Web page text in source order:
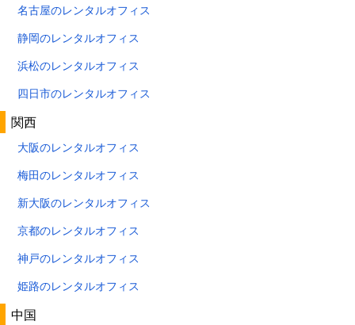
名古屋のレンタルオフィス
静岡のレンタルオフィス
浜松のレンタルオフィス
四日市のレンタルオフィス
関西
大阪のレンタルオフィス
梅田のレンタルオフィス
新大阪のレンタルオフィス
京都のレンタルオフィス
神戸のレンタルオフィス
姫路のレンタルオフィス
中国